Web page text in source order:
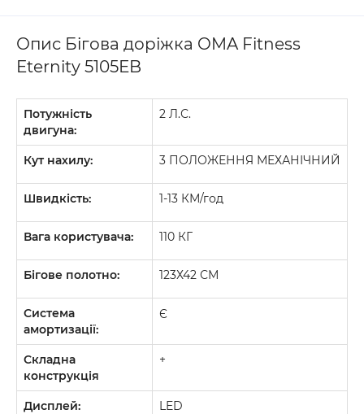
Опис Бігова доріжка OMA Fitness
Eternity 5105ЕB
Потужність
двигуна:
2 Л.С.
Кут нахилу: 3 ПОЛОЖЕННЯ МЕХАНІЧНИЙ
Швидкість: 1-13 КМ/год
Вага користувача: 110 КГ
Бігове полотно: 123Х42 СМ
Система
амортизації:
Є
Складна
конструкція
+
Дисплей: LED